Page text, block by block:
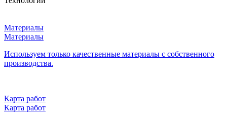
Материалы
Материалы
Используем только качественные материалы с собственного
производства.
Карта работ
Карта работ